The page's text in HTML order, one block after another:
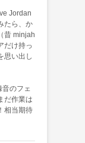
Jordan
たら、か
昔 minjah
だけ持っ
思い出し
音のフェ
だ作業は
相当期待